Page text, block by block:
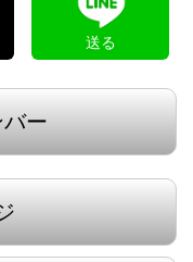
送る
ー